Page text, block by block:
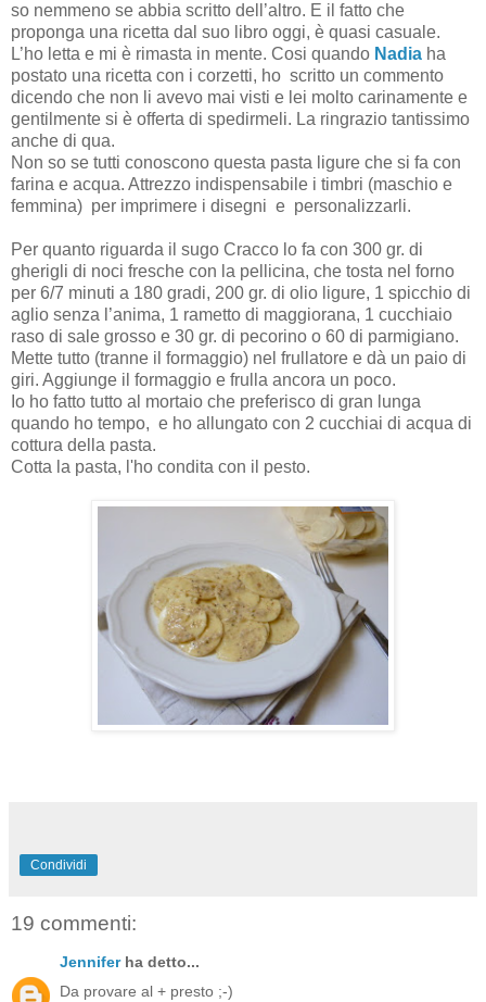
so nemmeno se abbia scritto dell’altro. E il fatto che
proponga una ricetta dal suo libro oggi, è quasi casuale.
L’ho letta e mi è rimasta in mente. Cosi quando Nadia ha
postato una ricetta con i corzetti, ho scritto un commento
dicendo che non li avevo mai visti e lei molto carinamente e
gentilmente si è offerta di spedirmeli. La ringrazio tantissimo
anche di qua.
Non so se tutti conoscono questa pasta ligure che si fa con
farina e acqua. Attrezzo indispensabile i timbri (maschio e
femmina) per imprimere i disegni e personalizzarli.
Per quanto riguarda il sugo Cracco lo fa con 300 gr. di
gherigli di noci fresche con la pellicina, che tosta nel forno
per 6/7 minuti a 180 gradi, 200 gr. di olio ligure, 1 spicchio di
aglio senza l’anima, 1 rametto di maggiorana, 1 cucchiaio
raso di sale grosso e 30 gr. di pecorino o 60 di parmigiano.
Mette tutto (tranne il formaggio) nel frullatore e dà un paio di
giri. Aggiunge il formaggio e frulla ancora un poco.
Io ho fatto tutto al mortaio che preferisco di gran lunga
quando ho tempo, e ho allungato con 2 cucchiai di acqua di
cottura della pasta.
Cotta la pasta, l'ho condita con il pesto.
Condividi
19 commenti:
Jenniferha detto...
Da provare al + presto ;-)